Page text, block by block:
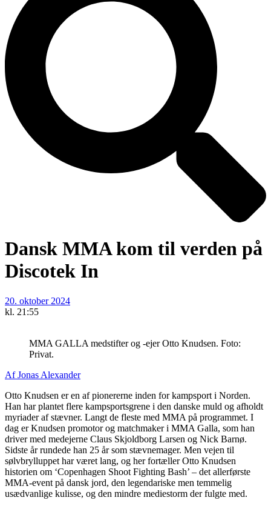
Dansk MMA kom til verden på
Discotek In
20. oktober 2024
kl. 21:55
MMA GALLA medstifter og -ejer Otto Knudsen. Foto:
Privat.
AfJonas Alexander
Otto Knudsen er en af pionererne inden for kampsport i Norden.
Han har plantet flere kampsportsgrene i den danske muld og afholdt
myriader af stævner. Langt de fleste med MMA på programmet. I
dag er Knudsen promotor og matchmaker i MMA Galla, som han
driver med medejerne Claus Skjoldborg Larsen og Nick Barnø.
Sidste år rundede han 25 år som stævnemager. Men vejen til
sølvbrylluppet har været lang, og her fortæller Otto Knudsen
historien om ‘Copenhagen Shoot Fighting Bash’ – det allerførste
MMA-event på dansk jord, den legendariske men temmelig
usædvanlige kulisse, og den mindre mediestorm der fulgte med.